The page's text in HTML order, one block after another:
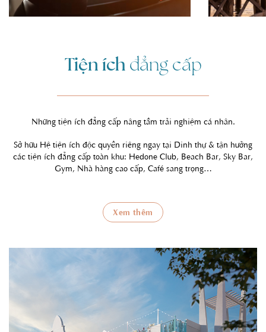
Tiện íchđẳng cấp
Những tiện ích đẳng cấp nâng tầm trải nghiệm cá nhân.
Sở hữu Hệ tiện ích độc quyền riêng ngay tại Dinh thự & tận hưởng
các tiện ích đẳng cấp toàn khu: Hedone Club, Beach Bar, Sky Bar,
Gym, Nhà hàng cao cấp, Café sang trọng…
Xem thêm